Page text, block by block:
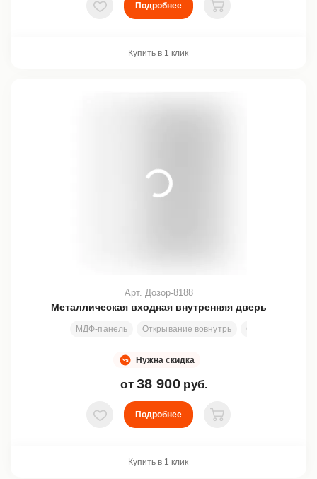
В избранное
Подробнее
В корзину
Купить в 1 клик
Металлическая входная внутренняя дверь
МДФ-панель Открывание вовнутрь Стекло
Арт. Дозор-8188
Нужна скидка
от 38 900 руб.
В избранное
Подробнее
В корзину
Купить в 1 клик